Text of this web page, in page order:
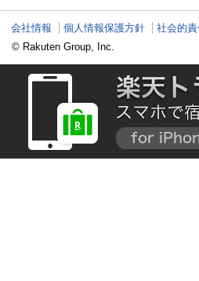
会社情報 個人情報保護方針 社会的
© Rakuten Group, Inc.